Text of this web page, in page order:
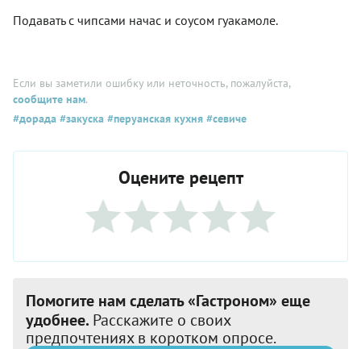
Подавать с чипсами начас и соусом гуакамоле.
Если вы заметили ошибку или неточность, пожалуйста,
сообщите нам.
#дорада #закуска #перуанская кухня #севиче
Оцените рецепт
Помогите нам сделать «Гастроном» еще
удобнее. Расскажите о своих
предпочтениях в коротком опросе.